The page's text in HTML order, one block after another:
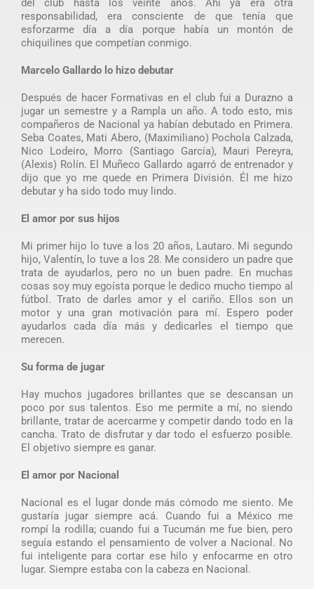
responsabilidad, era consciente de que tenía que
esforzarme día a día porque había un montón de
chiquilines que competían conmigo.
Marcelo Gallardo lo hizo debutar
Después de hacer Formativas en el club fui a Durazno a
jugar un semestre y a Rampla un año. A todo esto, mis
compañeros de Nacional ya habían debutado en Primera.
Seba Coates, Mati Abero, (Maximiliano) Pochola Calzada,
Nico Lodeiro, Morro (Santiago García), Mauri Pereyra,
(Alexis) Rolín. El Muñeco Gallardo agarró de entrenador y
dijo que yo me quede en Primera División. Él me hizo
debutar y ha sido todo muy lindo.
El amor por sus hijos
Mi primer hijo lo tuve a los 20 años, Lautaro. Mi segundo
hijo, Valentín, lo tuve a los 28. Me considero un padre que
trata de ayudarlos, pero no un buen padre. En muchas
cosas soy muy egoísta porque le dedico mucho tiempo al
fútbol. Trato de darles amor y el cariño. Ellos son un
motor y una gran motivación para mí. Espero poder
ayudarlos cada día más y dedicarles el tiempo que
merecen.
Su forma de jugar
Hay muchos jugadores brillantes que se descansan un
poco por sus talentos. Eso me permite a mí, no siendo
brillante, tratar de acercarme y competir dando todo en la
cancha. Trato de disfrutar y dar todo el esfuerzo posible.
El objetivo siempre es ganar.
El amor por Nacional
Nacional es el lugar donde más cómodo me siento. Me
gustaría jugar siempre acá. Cuando fui a México me
rompí la rodilla; cuando fui a Tucumán me fue bien, pero
seguía estando el pensamiento de volver a Nacional. No
fui inteligente para cortar ese hilo y enfocarme en otro
lugar. Siempre estaba con la cabeza en Nacional.